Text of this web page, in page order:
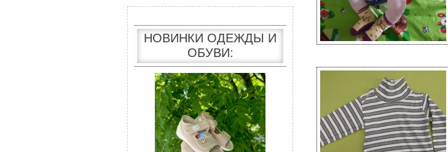
НОВИНКИ ОДЕЖДЫ И
ОБУВИ: